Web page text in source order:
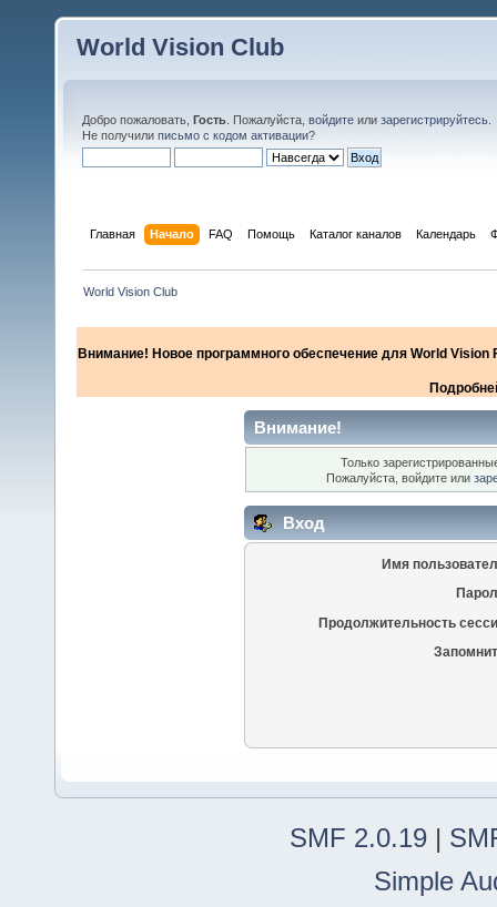
World Vision Club
Добро пожаловать, Гость . Пожалуйста, войдите или зарегистрируйтесь
Не получили письмо с кодом активации?
Главная Начало FAQ Помощь Каталог каналов Календарь
World Vision Club
Внимание! Новое программного обеспечение для World
Внимание!
Только
Пожалуйста, войдите или
Вход
Имя
Продолжительность
SMF 2.0.19 |
Simple